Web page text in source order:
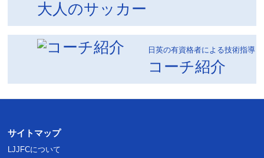
大人のサッカー
日英の有資格者による技術指導
コーチ紹介
サイトマップ
LJJFCについて